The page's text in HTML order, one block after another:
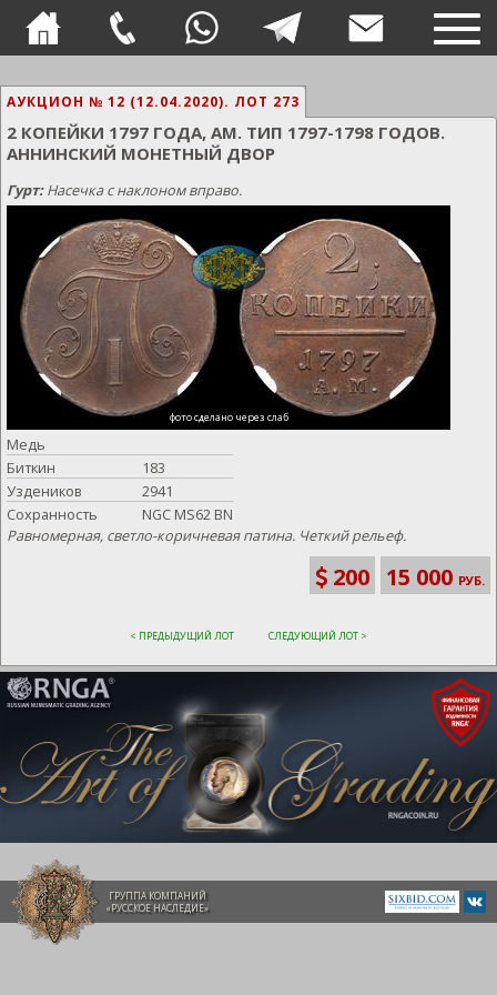
АУКЦИОН № 12 (12.04.2020). ЛОТ 273
2 КОПЕЙКИ 1797 ГОДА, АМ. ТИП 1797-1798 ГОДОВ.
АННИНСКИЙ МОНЕТНЫЙ ДВОР
Гурт:Насечка с наклоном вправо.
фото сделано через слаб
Медь
Биткин
183
Уздеников
2941
Сохранность
NGC MS62 BN
Равномерная, светло-коричневая патина. Четкий рельеф.
200 15 000 РУБ.
< ПРЕДЫДУЩИЙ ЛОТ СЛЕДУЮЩИЙ ЛОТ >
ГРУППА КОМПАНИЙ
«РУССКОЕ НАСЛЕДИЕ»